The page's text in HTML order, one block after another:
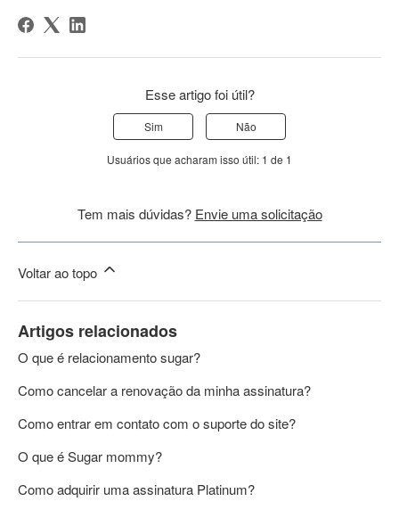
Esse artigo foi útil?
Sim Não
Usuários que acharam isso útil: 1 de 1
Tem mais dúvidas? Envie uma solicitação
Voltar ao topo
Artigos relacionados
O que é relacionamento sugar?
Como cancelar a renovação da minha assinatura?
Como entrar em contato com o suporte do site?
O que é Sugar mommy?
Como adquirir uma assinatura Platinum?